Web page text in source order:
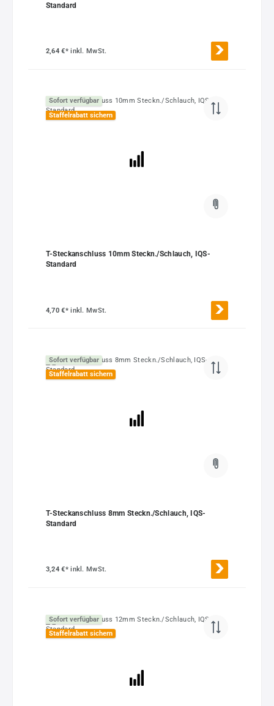
Standard
2,64 €*inkl. MwSt.
Sofort verfügbar
Staffelrabatt sichern
T-Steckanschluss 10mm Steckn./Schlauch, IQS-
Standard
4,70 €*inkl. MwSt.
Sofort verfügbar
Staffelrabatt sichern
T-Steckanschluss 8mm Steckn./Schlauch, IQS-
Standard
3,24 €*inkl. MwSt.
Sofort verfügbar
Staffelrabatt sichern